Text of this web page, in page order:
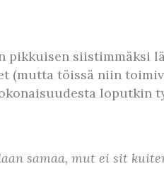
pikkuisen siistimmäksi
töissä niin
loputkin
samaa, mut ei sit